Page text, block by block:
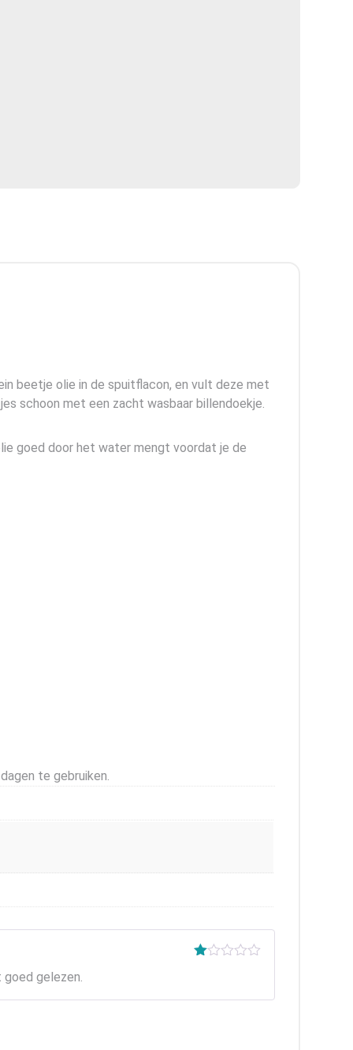
beetje olie in de spuitflacon, en vult deze met
schoon met een zacht wasbaar billendoekje.
goed door het water mengt voordat je de
te gebruiken.
gelezen.